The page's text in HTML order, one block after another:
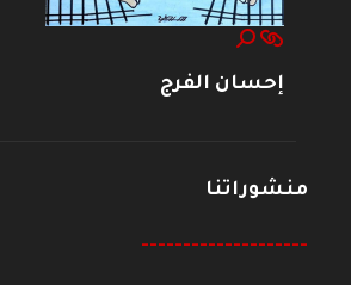
إحسان الفرج
منشوراتنا
--------------------